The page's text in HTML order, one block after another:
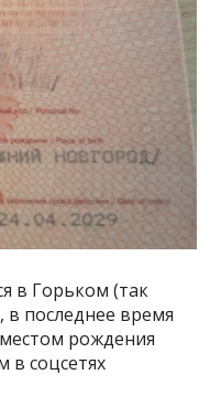
в Горьком (так
в последнее время
рождения
в соцсетях